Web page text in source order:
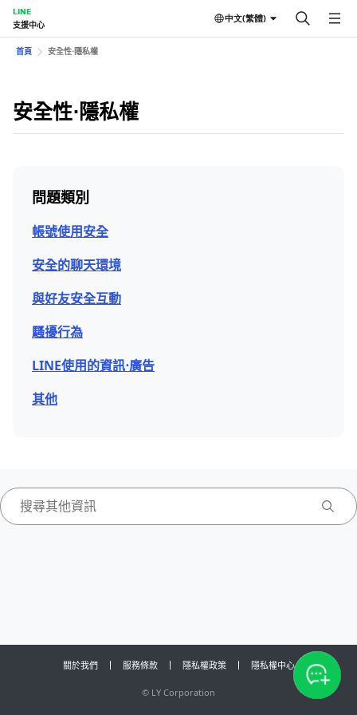
LINE
支援中心
中文(繁體)
首頁 安全性⋅隱私權
安全性⋅隱私權
問題類別
帳號使用安全
安全的聊天環境
與好友安全互動
騷擾行為
LINE使用的資訊⋅廣告
其他
關於我們 服務條款 隱私權政策 隱私權中心
© LY Corporation